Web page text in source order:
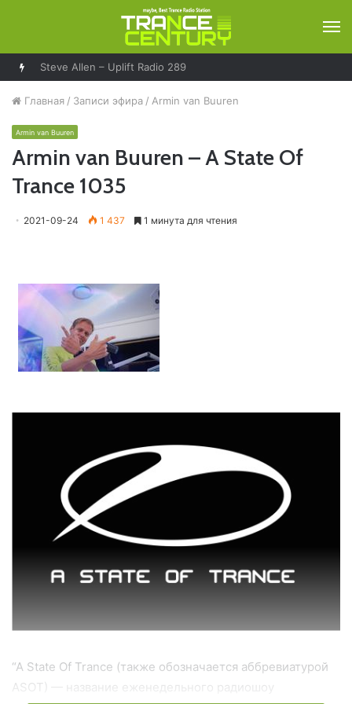
Steve Allen – Uplift Radio 289
Главная / Записи эфира / Armin van Buuren
Armin van Buuren
Armin van Buuren – A State Of
Trance 1035
2021-09-24 1 437 1 минута для чтения
“A State Of Trance (также обозначается аббревиатурой
ASOT) — название еженедельного радиошоу